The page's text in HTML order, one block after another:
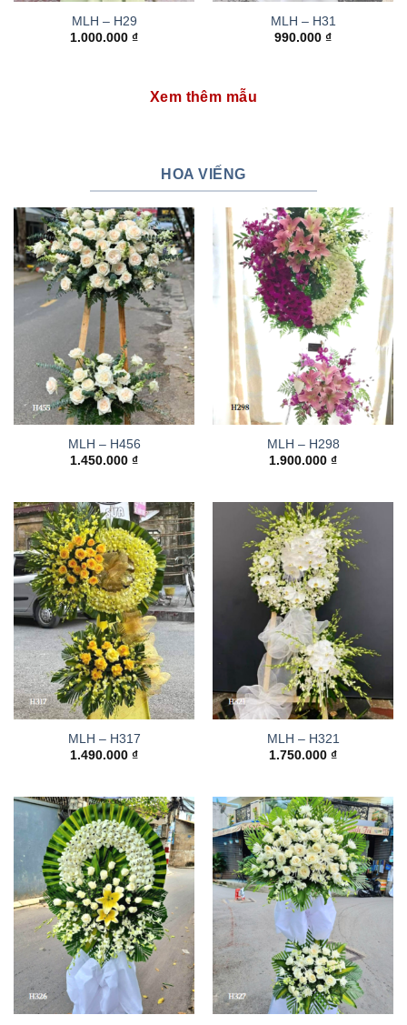
MLH – H29
1.000.000 ₫
MLH – H31
990.000 ₫
Xem thêm mẫu
HOA VIẾNG
MLH – H456
1.450.000 ₫
MLH – H298
1.900.000 ₫
MLH – H317
1.490.000 ₫
MLH – H321
1.750.000 ₫